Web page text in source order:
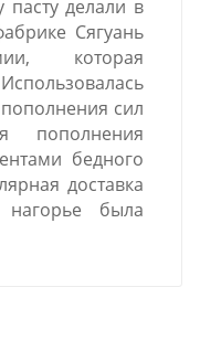
пасту делали в
Сягуань
которая
сил
пополнения
бедного
доставка
нагорье была